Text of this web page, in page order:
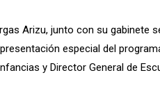
Arizu, junto con su gabinete
especial del
y Director General de